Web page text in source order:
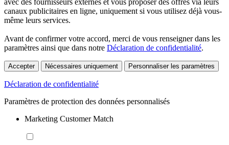
avec des fournisseurs externes et vous proposer des offres via leurs
canaux publicitaires en ligne, uniquement si vous utilisez déjà vous-
même leurs services.
Avant de confirmer votre accord, merci de vous renseigner dans les
paramètres ainsi que dans notre Déclaration de confidentialité.
Accepter Nécessaires uniquement Personnaliser les paramètres
Déclaration de confidentialité
Paramètres de protection des données personnalisés
Marketing Customer Match